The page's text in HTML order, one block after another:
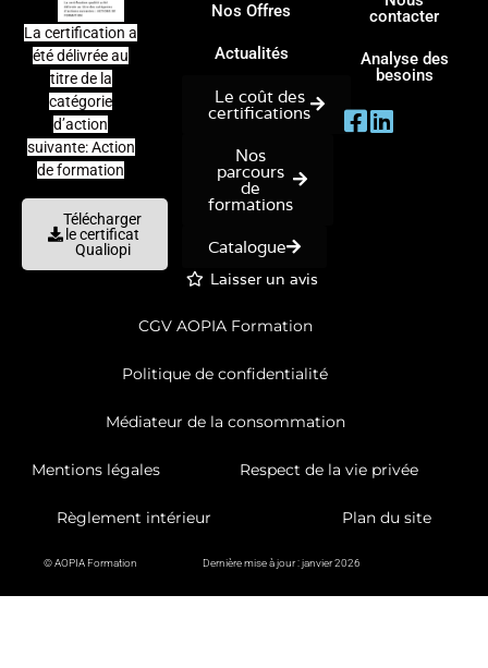
La certification a
été délivrée au
titre de la
catégorie
d’action
suivante: Action
de formation
Télécharger
le certificat
Qualiopi
Nos Offres
Actualités
Le coût des
certifications
Nos
parcours
de
formations
Catalogue
Laisser un avis
contacter
Analyse des
besoins
CGV AOPIA Formation
Politique de confidentialité
Médiateur de la consommation
Mentions légales Respect de la vie privée
Règlement intérieur Plan du site
© AOPIA Formation Dernière mise à jour : janvier 2026